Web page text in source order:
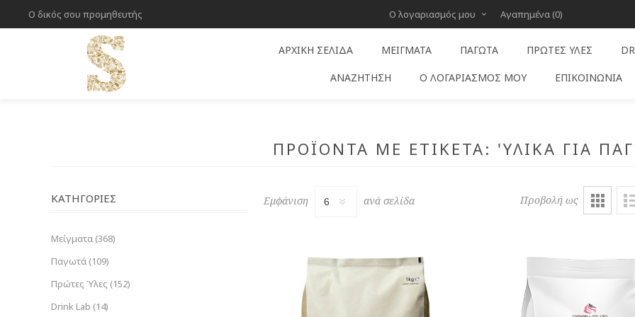
Ο δικός σου προμηθευτής Ο λογαριασμός μου Αγαπημένα (0)
ΑΡΧΙΚΉ ΣΕΛΊΔΑ ΜΕΊΓΜΑΤΑ ΠΑΓΩΤΆ ΠΡΏΤΕΣ ΎΛΕΣ
ΑΝΑΖΉΤΗΣΗ Ο ΛΟΓΑΡΙΑΣΜΌΣ ΜΟΥ ΕΠΙΚΟΙΝΩΝΊΑ
ΠΡΟΪΌΝΤΑ ΜΕ ΕΤΙΚΈΤΑ: 'ΥΛΙΚΆ ΓΙΑ
Προβολή ως
Εμφάνιση ανά σελίδα
ΚΑΤΗΓΟΡΊΕΣ
Μείγματα (368)
Παγωτά (109)
Πρώτες Ύλες (152)
Drink Lab (14)